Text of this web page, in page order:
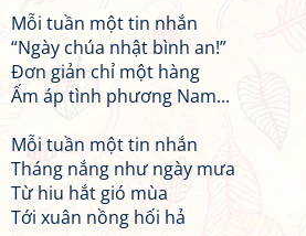
Mỗi tuần một tin nhắn
“Ngày chúa nhật bình an!”
Đơn giản chỉ một hàng
Ấm áp tình phương Nam...
Mỗi tuần một tin nhắn
Tháng nắng như ngày mưa
Từ hiu hắt gió mùa
Tới xuân nồng hối hả